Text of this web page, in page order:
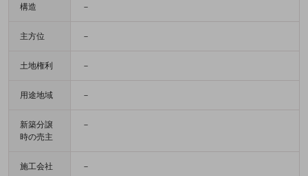
構造 －
主方位 －
土地権利 －
用途地域 －
新築分譲
時の売主
－
施工会社 －